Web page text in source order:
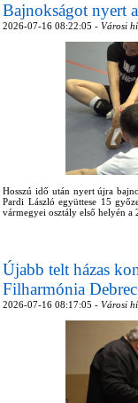
Bajnokságot nyert
2026-07-16 08:22:05 - Városi
Hosszú idő után nyert újra
Pardi László együttese 15
vármegyei osztály első helyén a
Újabb telt házas
Filharmónia
2026-07-16 08:17:05 - Városi